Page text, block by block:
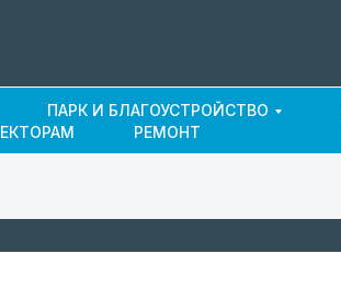
ПАРК И БЛАГОУСТРОЙСТВО
РЕМОНТ